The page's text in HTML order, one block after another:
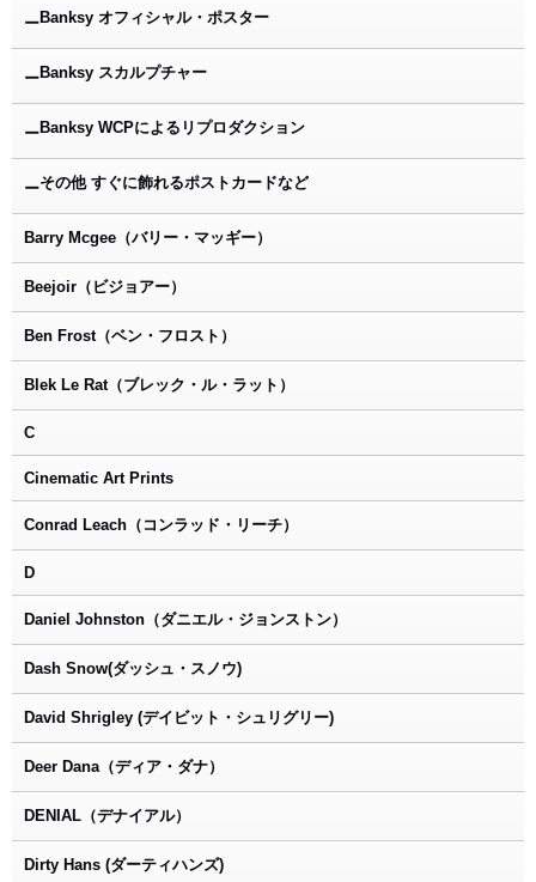
ーBanksy オフィシャル・ポスター
ーBanksy スカルプチャー
ーBanksy WCPによるリプロダクション
ーその他 すぐに飾れるポストカードなど
Barry Mcgee（バリー・マッギー）
Beejoir（ビジョアー）
Ben Frost（ベン・フロスト）
Blek Le Rat（ブレック・ル・ラット）
C
Cinematic Art Prints
Conrad Leach（コンラッド・リーチ）
D
Daniel Johnston（ダニエル・ジョンストン）
Dash Snow(ダッシュ・スノウ)
David Shrigley (デイビット・シュリグリー)
Deer Dana（ディア・ダナ）
DENIAL（デナイアル）
Dirty Hans (ダーティハンズ)